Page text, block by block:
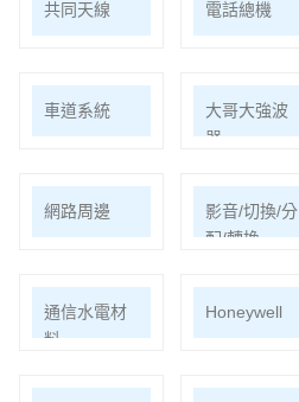
共同天線 電話總機
車道系統
大哥大強波
器
網路周邊
影音/切換/分
配/轉換
通信水電材
料
Honeywell